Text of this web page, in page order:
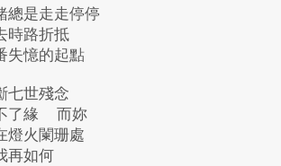
總是走走停停
時路折抵
失憶的起點
七世殘念
了緣
而妳
燈火闌珊處
再如何